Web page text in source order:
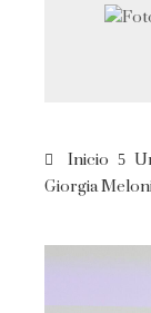
Inicio
Giorgia